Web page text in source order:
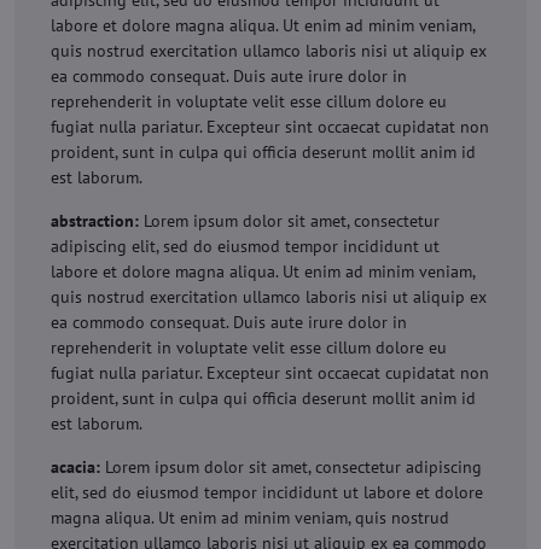
labore et dolore magna aliqua. Ut enim ad minim veniam,
quis nostrud exercitation ullamco laboris nisi ut aliquip ex
ea commodo consequat. Duis aute irure dolor in
reprehenderit in voluptate velit esse cillum dolore eu
fugiat nulla pariatur. Excepteur sint occaecat cupidatat non
proident, sunt in culpa qui officia deserunt mollit anim id
est laborum.
abstraction: Lorem ipsum dolor sit amet, consectetur
adipiscing elit, sed do eiusmod tempor incididunt ut
labore et dolore magna aliqua. Ut enim ad minim veniam,
quis nostrud exercitation ullamco laboris nisi ut aliquip ex
ea commodo consequat. Duis aute irure dolor in
reprehenderit in voluptate velit esse cillum dolore eu
fugiat nulla pariatur. Excepteur sint occaecat cupidatat non
proident, sunt in culpa qui officia deserunt mollit anim id
est laborum.
acacia: Lorem ipsum dolor sit amet, consectetur adipiscing
elit, sed do eiusmod tempor incididunt ut labore et dolore
magna aliqua. Ut enim ad minim veniam, quis nostrud
exercitation ullamco laboris nisi ut aliquip ex ea commodo